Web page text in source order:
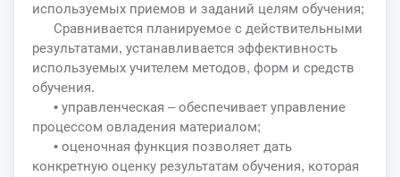
используемых приемов и заданий целям обучения;
Сравнивается планируемое с действительными
результатами, устанавливается эффективность
используемых учителем методов, форм и средств
обучения.
• управленческая – обеспечивает управление
процессом овладения материалом;
• оценочная функция позволяет дать
конкретную оценку результатам обучения, которая